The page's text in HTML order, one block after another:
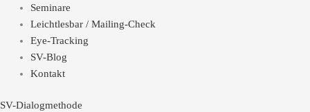
Seminare
Leichtlesbar / Mailing-Check
Eye-Tracking
SV-Blog
Kontakt
SV-Dialogmethode